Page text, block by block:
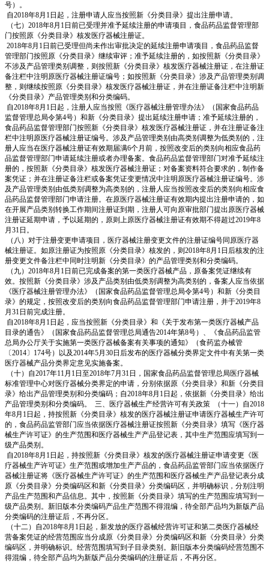
号）。
自2018年8月1日起，注册申请人应当按照新《分类目录》提出注册申请。
（七）2018年8月1日前已受理并准予延续注册的申请项目，食品药品监督管理部
门按照原《分类目录》核发医疗器械注册证。
2018年8月1日前已受理但尚未作出审批决定的延续注册申请项目，食品药品监督
管理部门按照原《分类目录》继续审评；准予延续注册的，如按照新《分类目录》
不涉及产品管理类别调整，则按照新《分类目录》核发医疗器械注册证，在注册证
备注栏中注明原医疗器械注册证编号；如按照新《分类目录》涉及产品管理类别调
整，则继续按照原《分类目录》核发医疗器械注册证，并在注册证备注栏中注明新
《分类目录》产品管理类别和分类编码。
自2018年8月1日起，注册人应当按照《医疗器械注册管理办法》（国家食品药品
监督管理总局令第4号）和新《分类目录》提出延续注册申请；准予延续注册的，
食品药品监督管理部门按照新《分类目录》核发医疗器械注册证，并在注册证备注
栏中注明原医疗器械注册证编号。涉及产品管理类别由高类别调整为低类别的，注
册人应当在医疗器械注册证有效期届满6个月前，按照改变后的类别向相应食品药
品监督管理部门申请延续注册或者办理备案。食品药品监督管理部门对准予延续注
册的，按照新《分类目录》核发医疗器械注册证；对备案资料符合要求的，制作备
案凭证；并在注册证备注栏或备案凭证变更情况中注明原医疗器械注册证编号。涉
及产品管理类别由低类别调整为高类别的，注册人应当按照改变后的类别向相应食
品药品监督管理部门申请注册。在原医疗器械注册证有效期内提出注册申请的，如
在开展产品类别转换工作期间注册证到期，注册人可向原审批部门提出原医疗器械
注册证延期申请，予以延期的，原则上原医疗器械注册证有效期不得超过2019年8
月31日。
（八）对于注册变更申请项目，医疗器械注册变更文件的注册证编号同原医疗器
械注册证。如原注册证为按照原《分类目录》核发的，则2018年8月1日后核发的注
册变更文件备注栏中同时注明新《分类目录》的产品管理类别和分类编码。
（九）2018年8月1日前已完成备案的第一类医疗器械产品，原备案凭证继续有
效。按照新《分类目录》涉及产品类别由低类别调整为高类别的，备案人应当依据
《医疗器械注册管理办法》（国家食品药品监督管理总局令第4号）和新《分类目
录》的规定，按照改变后的类别向食品药品监督管理部门申请注册，并于2019年8
月31日前完成注册。
自2018年8月1日起，应当按照新《分类目录》和《关于发布第一类医疗器械产品
目录的通告》（国家食品药品监督管理总局通告2014年第8号）、《食品药品监管
总局办公厅关于实施第一类医疗器械备案有关事项的通知》（食药监办械管
〔2014〕174号）以及2014年5月30日后发布的医疗器械分类界定文件中有关第一类
医疗器械产品分类界定意见实施备案。
（十）自2017年11月1日至2018年7月31日，国家食品药品监督管理总局医疗器械
标准管理中心对医疗器械分类界定的申请，分别依据原《分类目录》和新《分类目
录》给出产品管理类别和分类编码；自2018年8月1日起，依据新《分类目录》给出
产品管理类别和分类编码。 三、医疗器械生产经营许可有关政策 （十一）自2018
年8月1日起，持按照新《分类目录》核发的医疗器械注册证申请医疗器械生产许可
的，食品药品监管部门应当依据医疗器械注册证按照新《分类目录》填写《医疗器
械生产许可证》的生产范围和医疗器械生产产品登记表，其中生产范围应填写到一
级产品类别。
自2018年8月1日起，持按照新《分类目录》核发的医疗器械注册证申请变更《医
疗器械生产许可证》生产范围或增加生产产品的，食品药品监管部门应当依据医疗
器械注册证将《医疗器械生产许可证》的生产范围和医疗器械生产产品登记表分成
原《分类目录》分类编码区和新《分类目录》分类编码区，并明确标识，分别注明
产品生产范围和产品信息。其中，按照新《分类目录》填写的生产范围应填写到一
级产品类别。新旧版本分类编码产品生产范围不得混编，待全部产品均为新版产品
分类编码的注册证后，不再分区。
（十二）自2018年8月1日起，新发放的医疗器械经营许可证和第二类医疗器械经
营备案凭证的经营范围应当分成原《分类目录》分类编码区和新《分类目录》分类
编码区，并明确标识。经营范围填写到子目录类别。新旧版本分类编码经营范围不
得混编，待全部产品均为新版产品分类编码的注册证后，不再分区。